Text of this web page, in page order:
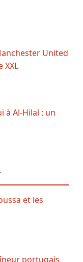
United
XXL
à Al-Hilal : un
et les
portugais